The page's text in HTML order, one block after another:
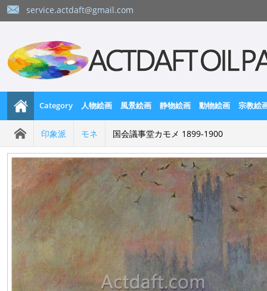
service.actdaft@gmail.com
Category 人物絵画 風景絵画 静物絵画 動物絵画 宗教絵
印象派 モネ 国会議事堂カモメ 1899-1900